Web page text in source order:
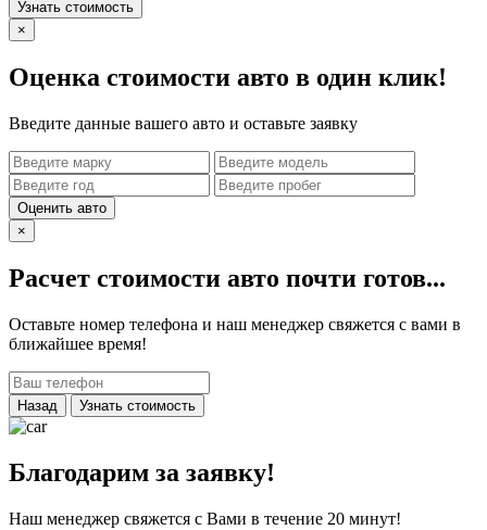
Узнать стоимость
×
Оценка стоимости авто в один клик!
Введите данные вашего авто и оставьте заявку
Оценить авто
×
Расчет стоимости авто почти готов...
Оставьте номер телефона и наш менеджер свяжется с вами в
ближайшее время!
Назад Узнать стоимость
Благодарим за заявку!
Наш менеджер свяжется с Вами в течение 20 минут!